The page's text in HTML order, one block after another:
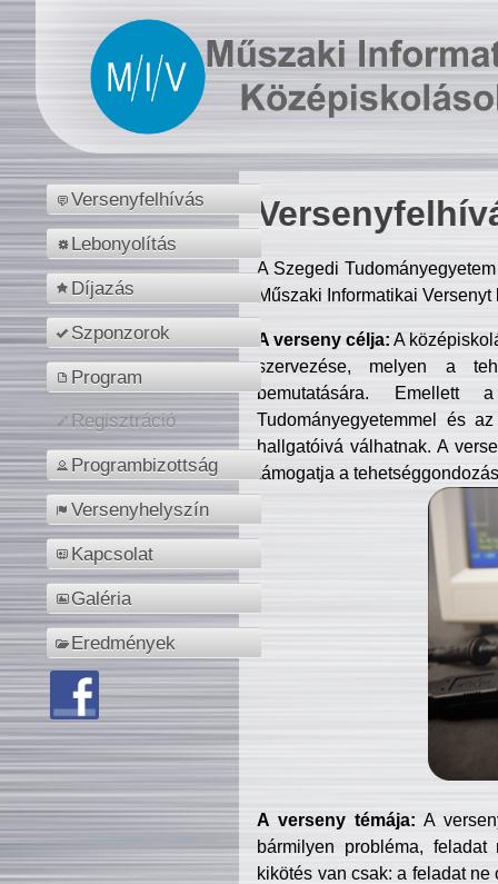
Versenyfelhívás
Lebonyolítás
Díjazás
Szponzorok
Program
Regisztráció
Programbizottság
Versenyhelyszín
Kapcsolat
Galéria
Eredmények
A Szegedi
Műszaki Informatikai
A verseny célja: A
szervezése, melyen a
bemutatására. Emellett
Tudományegyetemmel és
hallgatóivá válhatnak. A
támogatja a
A verseny témája: A
bármilyen probléma, feladat
kikötés van csak: a feladat